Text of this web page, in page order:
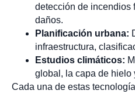
detección de incendios
daños.
Planificación urbana:
infraestructura,
Estudios climáticos:
global, la capa de hielo
Cada una de estas